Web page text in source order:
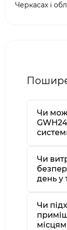
Черкасах і
Чи
Чи
день у
Чи